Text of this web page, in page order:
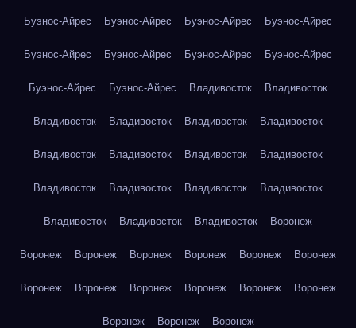
Буэнос-Айрес Буэнос-Айрес Буэнос-Айрес Буэнос-Айрес
Буэнос-Айрес Буэнос-Айрес Буэнос-Айрес Буэнос-Айрес
Буэнос-Айрес Буэнос-Айрес Владивосток Владивосток
Владивосток Владивосток Владивосток Владивосток
Владивосток Владивосток Владивосток Владивосток
Владивосток Владивосток Владивосток Владивосток
Владивосток Владивосток Владивосток Воронеж
Воронеж Воронеж Воронеж Воронеж Воронеж Воронеж
Воронеж Воронеж Воронеж Воронеж Воронеж Воронеж
Воронеж Воронеж Воронеж